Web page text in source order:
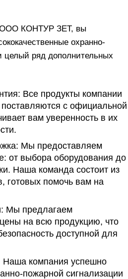
ООО КОНТУР ЗЕТ, вы
охранно-
ряд дополнительных
Все продукты компании
с официальной
вам уверенность в их
Мы предоставляем
от выбора оборудования до
Наша команда состоит из
готовых помочь вам на
Мы предлагаем
на всю продукцию, что
доступной для
Наша компания успешно
пожарной сигнализации